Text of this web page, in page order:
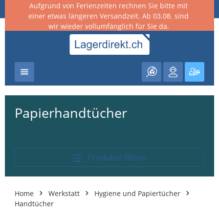
springen
Aufgrund von Ferienzeiten rechnen Sie bitte mit
einer etwas längeren Versandzeit. Ab 03.08. sind
wir wieder vollumfänglich für Sie da.
Papierhandtücher
Produkte filtern
Home Werkstatt
Hygiene und Papiertücher
Handtücher